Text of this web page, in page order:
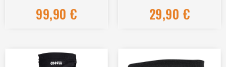
99,90 € 29,90 €